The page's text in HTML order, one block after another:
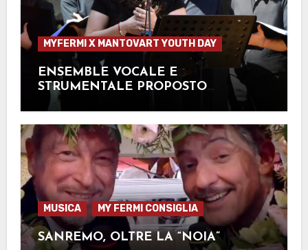
MYFERMI X MANTOVART YOUTH DAY
ENSEMBLE VOCALE E
STRUMENTALE PROPOSTO
DALL’ESTE
MUSICA MY FERMI CONSIGLIA
SANREMO, OLTRE LA “NOIA”